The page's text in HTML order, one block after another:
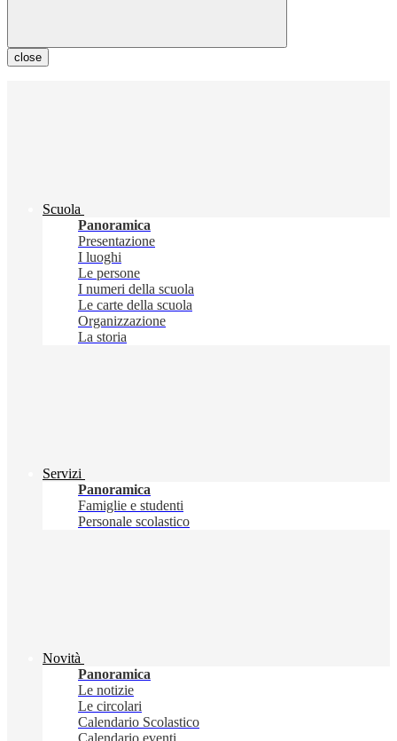
close
Scuola
Panoramica
Presentazione
I luoghi
Le persone
I numeri della scuola
Le carte della scuola
Organizzazione
La storia
Servizi
Panoramica
Famiglie e studenti
Personale scolastico
Novità
Panoramica
Le notizie
Le circolari
Calendario Scolastico